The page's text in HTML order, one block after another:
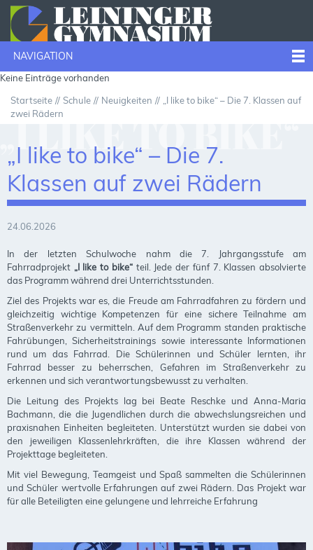
NAVIGATION
Keine Einträge vorhanden
LIKE TO BIKE“
DIE 7. KLASSEN
ZWEI
Startseite Schule Neuigkeiten
„I like to bike“ – Die 7. Klassen auf
zwei Rädern
„I like to bike“ – Die 7.
Klassen auf zwei Rädern
24.06.2026
In der letzten Schulwoche nahm die 7. Jahrgangsstufe am
Fahrradprojekt „I like to bike“teil. Jede der fünf 7. Klassen absolvierte
das Programm während drei Unterrichtsstunden.
Ziel des Projekts war es, die Freude am Fahrradfahren zu fördern und
gleichzeitig wichtige Kompetenzen für eine sichere Teilnahme am
Straßenverkehr zu vermitteln. Auf dem Programm standen praktische
Fahrübungen, Sicherheitstrainings sowie interessante Informationen
rund um das Fahrrad. Die Schülerinnen und Schüler lernten, ihr
Fahrrad besser zu beherrschen, Gefahren im Straßenverkehr zu
erkennen und sich verantwortungsbewusst zu verhalten.
Die Leitung des Projekts lag bei Beate Reschke und Anna-Maria
Bachmann, die die Jugendlichen durch die abwechslungsreichen und
praxisnahen Einheiten begleiteten. Unterstützt wurden sie dabei von
den jeweiligen Klassenlehrkräften, die ihre Klassen während der
Projekttage begleiteten.
Mit viel Bewegung, Teamgeist und Spaß sammelten die Schülerinnen
und Schüler wertvolle Erfahrungen auf zwei Rädern. Das Projekt war
für alle Beteiligten eine gelungene und lehrreiche Erfahrung